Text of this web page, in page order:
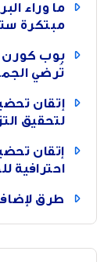
مبتكرة
بوب كورن
تُرضي
إتقان
لتحقيق
احترافية
طرق